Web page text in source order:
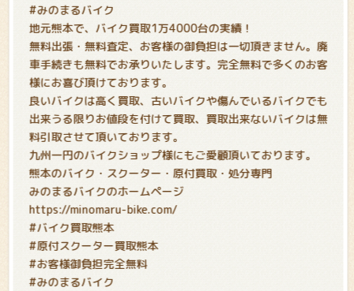
#みのまるバイク
地元熊本で、バイク買取1万4000台の実績！
無料出張・無料査定、お客様の御負担は一切頂きません。廃
車手続きも無料でお承りいたします。完全無料で多くのお客
様にお喜び頂けております。
良いバイクは高く買取、古いバイクや傷んでいるバイクでも
出来うる限りお値段を付けて買取、買取出来ないバイクは無
料引取させて頂いております。
九州一円のバイクショップ様にもご愛顧頂いております。
熊本のバイク・スクーター・原付買取・処分専門
みのまるバイクのホームページ
https://minomaru-bike.com/
#バイク買取熊本
#原付スクーター買取熊本
#お客様御負担完全無料
#みのまるバイク